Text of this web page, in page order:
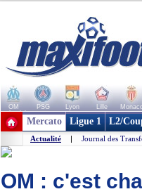
OM PSG Lyon Lille
+ de clubs
Mercato Ligue 1 L2/
Actualité | Journal des
OM : c'est